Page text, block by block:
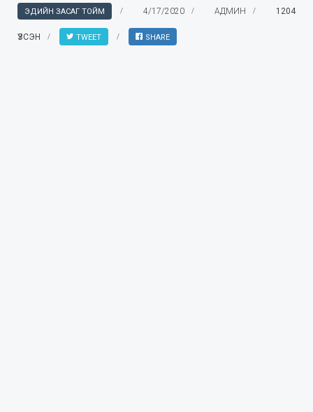
ЭДИЙН ЗАСАГ ТОЙМ 4/17/2020 АДМИН 1204
ҮЗСЭН TWEET SHARE